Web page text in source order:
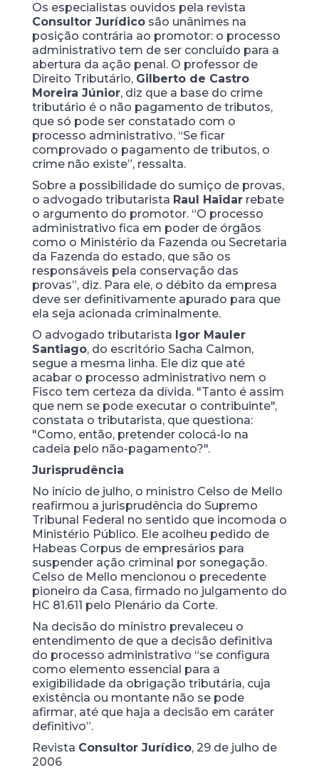
Os especialistas ouvidos pela revista
Consultor Jurídicosão unânimes na
posição contrária ao promotor: o processo
administrativo tem de ser concluído para a
abertura da ação penal. O professor de
Direito Tributário, Gilberto de Castro
Moreira Júnior, diz que a base do crime
tributário é o não pagamento de tributos,
que só pode ser constatado com o
processo administrativo. “Se ficar
comprovado o pagamento de tributos, o
crime não existe”, ressalta.
Sobre a possibilidade do sumiço de provas,
o advogado tributarista Raul Haidarrebate
o argumento do promotor. “O processo
administrativo fica em poder de órgãos
como o Ministério da Fazenda ou Secretaria
da Fazenda do estado, que são os
responsáveis pela conservação das
provas”, diz. Para ele, o débito da empresa
deve ser definitivamente apurado para que
ela seja acionada criminalmente.
O advogado tributarista Igor Mauler
Santiago, do escritório Sacha Calmon,
segue a mesma linha. Ele diz que até
acabar o processo administrativo nem o
Fisco tem certeza da dívida. "Tanto é assim
que nem se pode executar o contribuinte",
constata o tributarista, que questiona:
"Como, então, pretender colocá-lo na
cadeia pelo não-pagamento?".
Jurisprudência
No início de julho, o ministro Celso de Mello
reafirmou a jurisprudência do Supremo
Tribunal Federal no sentido que incomoda o
Ministério Público. Ele acolheu pedido de
Habeas Corpus de empresários para
suspender ação criminal por sonegação.
Celso de Mello mencionou o precedente
pioneiro da Casa, firmado no julgamento do
HC 81.611 pelo Plenário da Corte.
Na decisão do ministro prevaleceu o
entendimento de que a decisão definitiva
do processo administrativo “se configura
como elemento essencial para a
exigibilidade da obrigação tributária, cuja
existência ou montante não se pode
afirmar, até que haja a decisão em caráter
definitivo”.
Revista Consultor Jurídico, 29 de julho de
2006